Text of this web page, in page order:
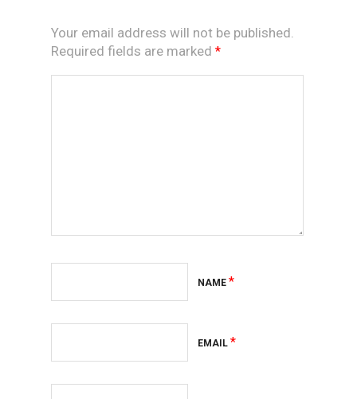
Your email address will not be published.
Required fields are marked *
NAME *
EMAIL *